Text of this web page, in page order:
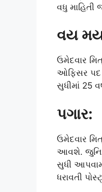
વધુ માહિતી
વય
ઉમેદવાર
ઓફિસર પદ
સુધીમાં 25
પગાર:
ઉમેદવાર
આવશે.
સુધી
ધરાવતી